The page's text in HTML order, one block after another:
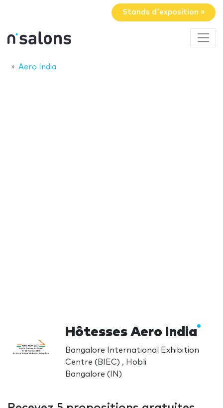
Stands d'exposition »
Aero India
Hôtesses Aero India
Bangalore International Exhibition
Centre (BIEC) , Hobli
Bangalore (IN)